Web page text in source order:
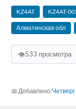
KZ4AT KZ4AT-
Алматинская обл
👁533 просмотра